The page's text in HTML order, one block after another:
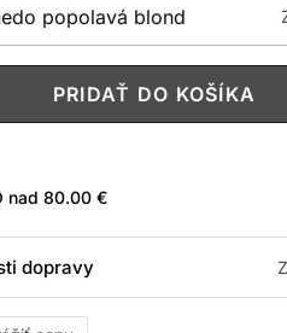
popolavá blond
PRIDAŤ DO KOŠÍKA
nad 80.00 €
dopravy